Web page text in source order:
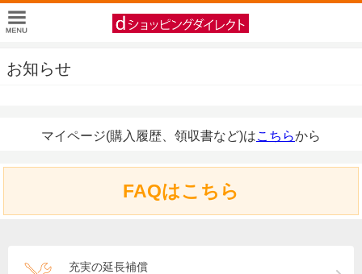
お知らせ
マイページ(購入履歴、領収書など)はこちらから
FAQはこちら
充実の延長補償